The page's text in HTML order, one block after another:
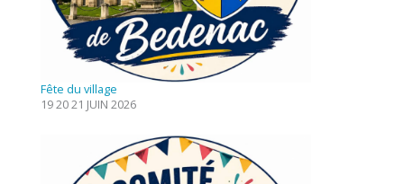
Fête du village
19 20 21 JUIN 2026